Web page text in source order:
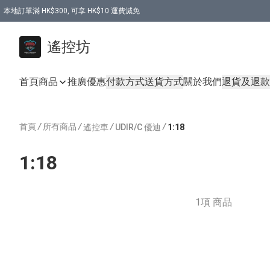
本地訂單滿 HK$300, 可享 HK$10 運費減免
遙控坊
首頁商品 推廣優惠付款方式送貨方式關於我們退貨及退
首頁/ 所有商品 /遙控車/ UDIR/C 優迪 / 1:18
1:18
1項 商品